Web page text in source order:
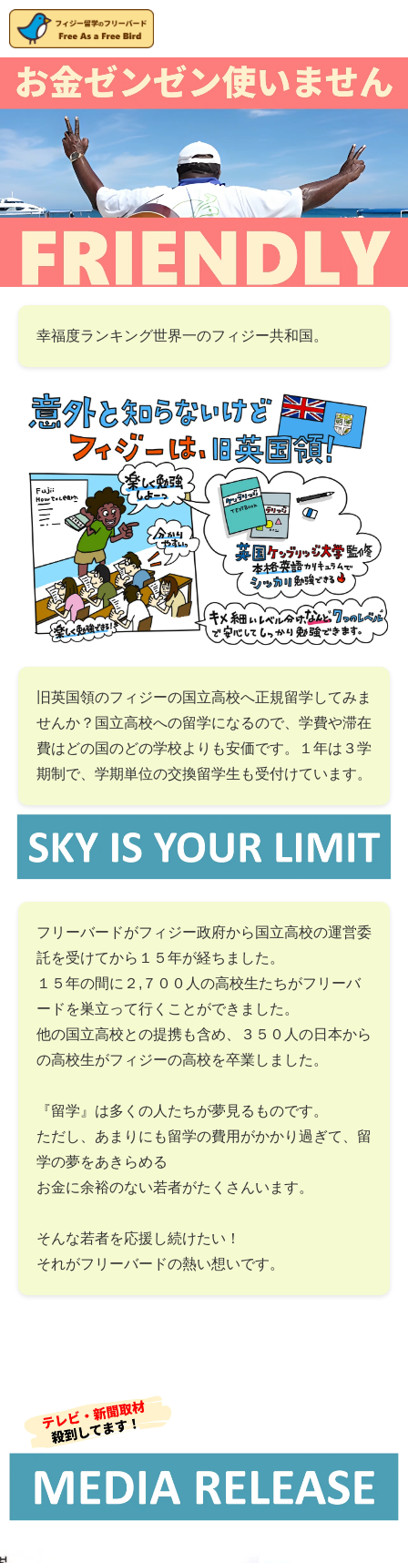
幸福度ランキング世界一のフィジー共和国。
旧英国領のフィジーの国立高校へ正規留学してみま
せんか？国立高校への留学になるので、学費や滞在
費はどの国のどの学校よりも安価です。１年は３学
期制で、学期単位の交換留学生も受付けています。
フリーバードがフィジー政府から国立高校の運営委
託を受けてから１５年が経ちました。
１５年の間に２,７００人の高校生たちがフリーバ
ードを巣立って行くことができました。
他の国立高校との提携も含め、３５０人の日本から
の高校生がフィジーの高校を卒業しました。
『留学』は多くの人たちが夢見るものです。
ただし、あまりにも留学の費用がかかり過ぎて、留
学の夢をあきらめる
お金に余裕のない若者がたくさんいます。
そんな若者を応援し続けたい！
それがフリーバードの熱い想いです。